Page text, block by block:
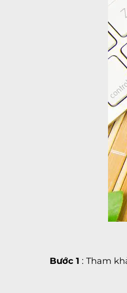
Bước 1 : Tham